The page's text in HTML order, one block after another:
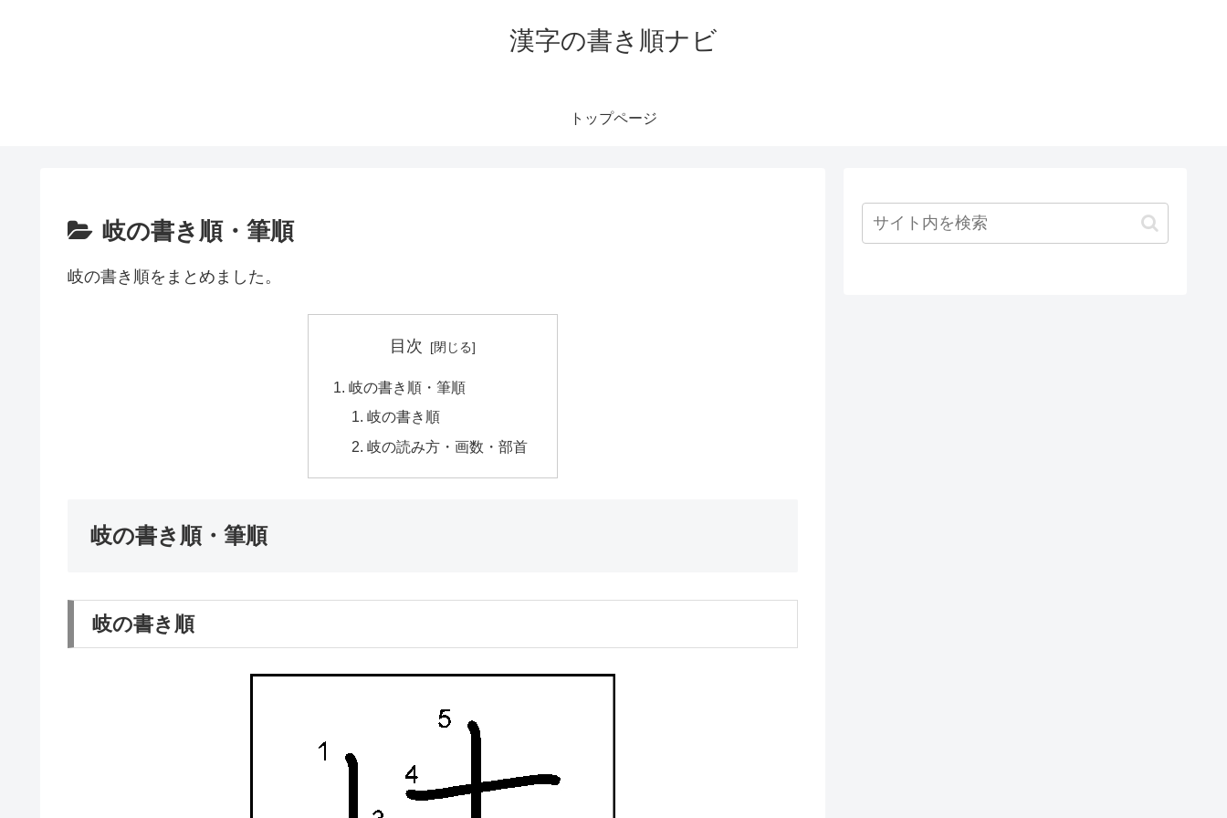
漢字の書き順ナビ
トップページ
岐の書き順・筆順
岐の書き順をまとめました。
目次
岐の書き順・筆順
岐の書き順
岐の読み方・画数・部首
岐の書き順・筆順
岐の書き順